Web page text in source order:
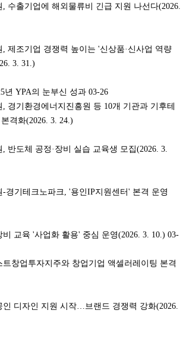
, 수출기업에 해외물류비 긴급 지원 나선다(2026.
, 제조기업 경쟁력 높이는 '신상품·신사업 역량
3. 31.)
년 YPA의 눈부신 성과 03-26
, 경기환경에너지진흥원 등 10개 기관과 기후테
격화(2026. 3. 24.)
, 반도체 공정·장비 실습 교육생 모집(2026. 3.
-경기테크노파크, '용인IP지원센터' 본격 운영
비 교육 '사업화 활용' 중심 운영(2026. 3. 10.) 03-
트창업투자지주와 창업기업 액셀러레이팅 본격
인 디자인 지원 시작…브랜드 경쟁력 강화(2026.